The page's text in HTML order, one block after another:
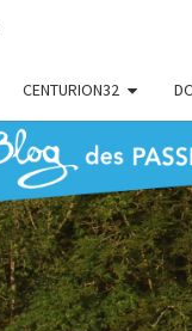
CENTURION32